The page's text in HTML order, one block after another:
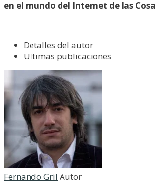
en el mundo del Internet de las
Detalles del autor
Ultimas publicaciones
Fernando Gril Autor